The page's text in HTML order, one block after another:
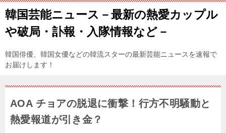
韓国芸能ニュース－最新の熱愛カップル
や破局・訃報・入隊情報など－
韓国俳優、韓国女優などの韓流スターの最新芸能ニュースを速報で
お届けします！
AOA チョアの脱退に衝撃！行方不明騒動と
熱愛報道が引き金？